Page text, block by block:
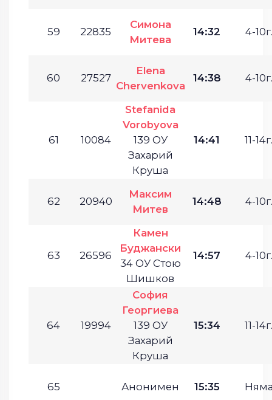
59 22835
Симона
Митева
14:32 4-10г.
60 27527
Elena
Chervenkova
14:38 4-10г.
61 10084
Stefanida
Vorobyova
139 ОУ
Захарий
Круша
14:41 11-14г.
62 20940
Максим
Митев
14:48 4-10г.
63 26596
Камен
Буджански
34 ОУ Стою
Шишков
14:57 4-10г.
64 19994
София
Георгиева
139 ОУ
Захарий
Круша
15:34 11-14г.
65 Анонимен 15:35